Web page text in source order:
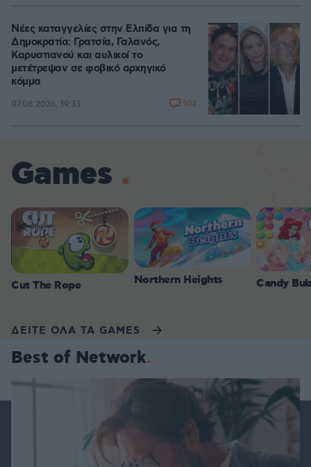
Νέες καταγγελίες στην Ελπίδα για τη
Δημοκρατία: Γρατσία, Γαλανός,
Καρυστιανού και αυλικοί το
μετέτρεψαν σε φοβικό αρχηγικό
κόμμα
07.08.2026, 19:33 102
Games
Cut The Rope Northern Heights Candy
ΔΕΙΤΕ ΟΛΑ ΤΑ GAMES
Best of Network